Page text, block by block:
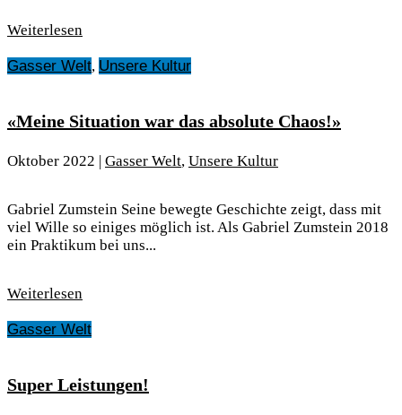
Weiterlesen
Gasser Welt, Unsere Kultur
«Meine Situation war das absolute Chaos!»
Oktober 2022 | Gasser Welt, Unsere Kultur
Gabriel Zumstein Seine bewegte Geschichte zeigt, dass mit
viel Wille so einiges möglich ist. Als Gabriel Zumstein 2018
ein Praktikum bei uns...
Weiterlesen
Gasser Welt
Super Leistungen!